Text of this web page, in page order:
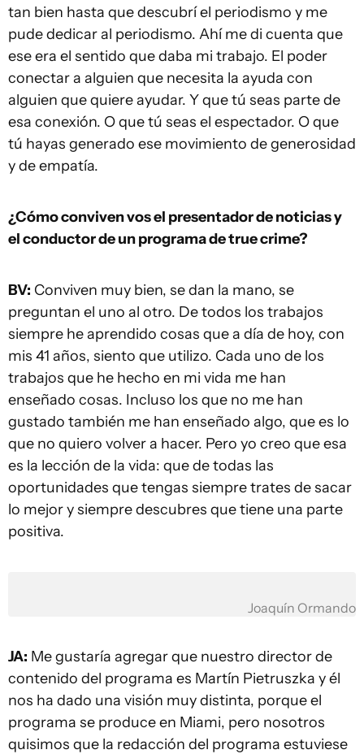
tan bien hasta que descubrí el periodismo y me
pude dedicar al periodismo. Ahí me di cuenta que
ese era el sentido que daba mi trabajo. El poder
conectar a alguien que necesita la ayuda con
alguien que quiere ayudar. Y que tú seas parte de
esa conexión. O que tú seas el espectador. O que
tú hayas generado ese movimiento de generosidad
y de empatía.
¿Cómo conviven vos el presentador de noticias y
el conductor de un programa de true crime?
BV: Conviven muy bien, se dan la mano, se
preguntan el uno al otro. De todos los trabajos
siempre he aprendido cosas que a día de hoy, con
mis 41 años, siento que utilizo. Cada uno de los
trabajos que he hecho en mi vida me han
enseñado cosas. Incluso los que no me han
gustado también me han enseñado algo, que es lo
que no quiero volver a hacer. Pero yo creo que esa
es la lección de la vida: que de todas las
oportunidades que tengas siempre trates de sacar
lo mejor y siempre descubres que tiene una parte
positiva.
Joaquín Ormando
JA: Me gustaría agregar que nuestro director de
contenido del programa es Martín Pietruszka y él
nos ha dado una visión muy distinta, porque el
programa se produce en Miami, pero nosotros
quisimos que la redacción del programa estuviese